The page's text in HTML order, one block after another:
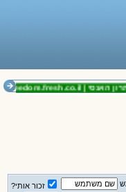
האנסי | freedom.fresh.co.il
זכור אותי?